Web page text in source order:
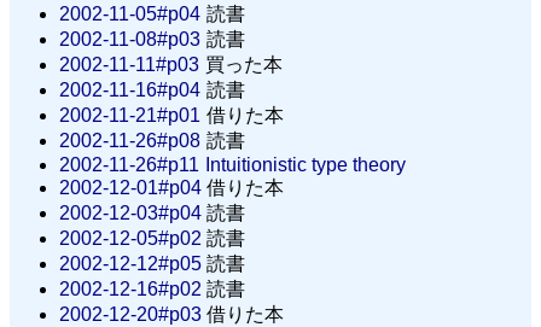
2002-11-05#p04 読書
2002-11-08#p03 読書
2002-11-11#p03 買った本
2002-11-16#p04 読書
2002-11-21#p01 借りた本
2002-11-26#p08 読書
2002-11-26#p11
Intuitionistic type theory
2002-12-01#p04 借りた本
2002-12-03#p04 読書
2002-12-05#p02 読書
2002-12-12#p05 読書
2002-12-16#p02 読書
2002-12-20#p03 借りた本